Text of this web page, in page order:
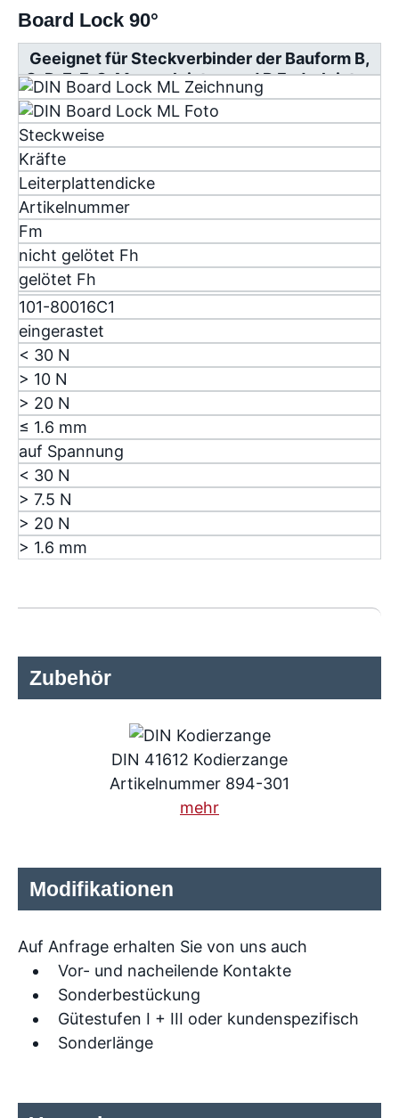
Board Lock 90°
Geeignet für Steckverbinder der Bauform B,
C, D, E, F, G, Messerleisten und R Federleisten
Steckweise
Kräfte
Leiterplattendicke
Artikelnummer
Fm
nicht gelötet Fh
gelötet Fh
101-80016C1
eingerastet
< 30 N
> 10 N
> 20 N
≤ 1.6 mm
auf Spannung
< 30 N
> 7.5 N
> 20 N
> 1.6 mm
Zubehör
DIN 41612 Kodierzange
Artikelnummer 894-301
mehr
Modifikationen
Auf Anfrage erhalten Sie von uns auch
Vor- und nacheilende Kontakte
Sonderbestückung
Gütestufen I + III oder kundenspezifisch
Sonderlänge